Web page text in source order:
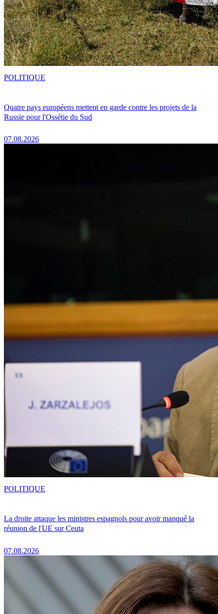
Quatre pays européens mettent en garde contre les projets de la
Russie pour l'Ossétie du Sud
07.08.2026
POLITIQUE
La droite attaque les ministres espagnols pour avoir manqué la
réunion de l'UE sur Ceuta
07.08.2026
POLITIQUE